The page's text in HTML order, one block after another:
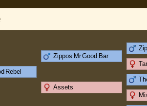
Rebel
Zippos Mr Good Bar
Assets